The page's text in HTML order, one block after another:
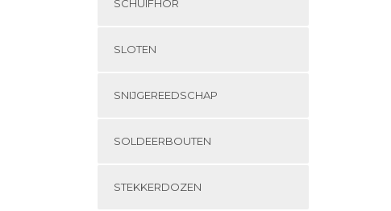
SCHUIFHOR
SLOTEN
SNIJGEREEDSCHAP
SOLDEERBOUTEN
STEKKERDOZEN